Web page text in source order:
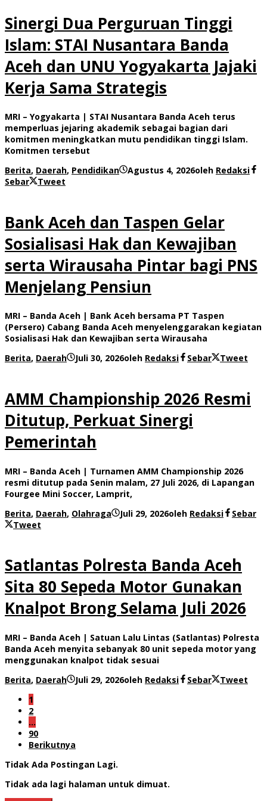
Sinergi Dua Perguruan Tinggi
Islam: STAI Nusantara Banda
Aceh dan UNU Yogyakarta Jajaki
Kerja Sama Strategis
MRI – Yogyakarta | STAI Nusantara Banda Aceh terus
memperluas jejaring akademik sebagai bagian dari
komitmen meningkatkan mutu pendidikan tinggi Islam.
Komitmen tersebut
Berita, Daerah, Pendidikan Agustus 4, 2026oleh Redaksi
Sebar
Tweet
Bank Aceh dan Taspen Gelar
Sosialisasi Hak dan Kewajiban
serta Wirausaha Pintar bagi PNS
Menjelang Pensiun
MRI – Banda Aceh | Bank Aceh bersama PT Taspen
(Persero) Cabang Banda Aceh menyelenggarakan kegiatan
Sosialisasi Hak dan Kewajiban serta Wirausaha
Berita, Daerah Juli 30, 2026oleh Redaksi Sebar Tweet
AMM Championship 2026 Resmi
Ditutup, Perkuat Sinergi
Pemerintah
MRI – Banda Aceh | Turnamen AMM Championship 2026
resmi ditutup pada Senin malam, 27 Juli 2026, di Lapangan
Fourgee Mini Soccer, Lamprit,
Berita, Daerah, Olahraga Juli 29, 2026oleh Redaksi
Sebar
Tweet
Satlantas Polresta Banda Aceh
Sita 80 Sepeda Motor Gunakan
Knalpot Brong Selama Juli 2026
MRI – Banda Aceh | Satuan Lalu Lintas (Satlantas) Polresta
Banda Aceh menyita sebanyak 80 unit sepeda motor yang
menggunakan knalpot tidak sesuai
Berita, Daerah Juli 29, 2026oleh Redaksi Sebar
Tweet
1
2
…
90
Berikutnya
Tidak Ada Postingan Lagi.
Tidak ada lagi halaman untuk dimuat.